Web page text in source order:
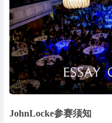
JohnLocke参赛须知